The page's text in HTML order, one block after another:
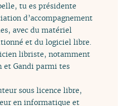
tu es présidente
d’accompagnement
avec du matériel
et du logiciel libre.
libriste, notamment
et Gandi parmi tes
sous licence libre,
en informatique et